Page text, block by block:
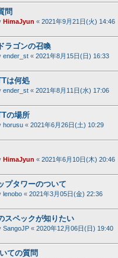
問
HimaJyun « 2021年9月21日(火) 14:46
ラゴンの召喚
ender_st « 2021年8月15日(日) 16:33
は何処
ender_st « 2021年8月11日(水) 17:06
の場所
horusu « 2021年6月26日(土) 10:29
HimaJyun « 2021年6月10日(木) 20:46
プタワーのついて
lenobo « 2021年3月05日(金) 22:36
スペックが知りたい
SangoJP « 2020年12月06日(日) 19:40
ての質問